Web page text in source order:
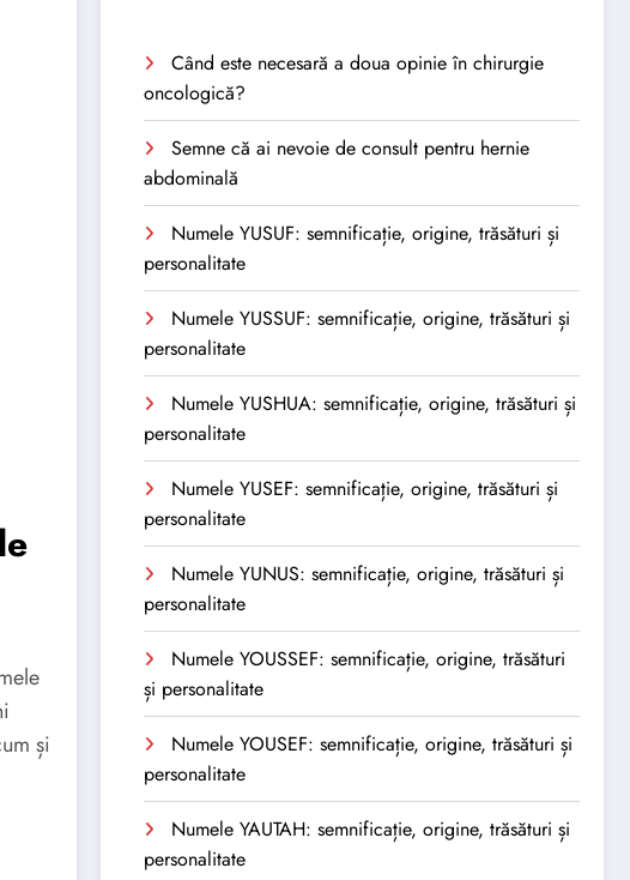
și
Când este necesară a doua opinie în chirurgie
oncologică?
Semne că ai nevoie de consult pentru hernie
abdominală
Numele YUSUF: semnificație, origine, trăsături și
personalitate
Numele YUSSUF: semnificație, origine, trăsături și
personalitate
Numele YUSHUA: semnificație, origine, trăsături și
personalitate
Numele YUSEF: semnificație, origine, trăsături și
personalitate
Numele YUNUS: semnificație, origine, trăsături și
personalitate
Numele YOUSSEF: semnificație, origine, trăsături
și personalitate
Numele YOUSEF: semnificație, origine, trăsături și
personalitate
Numele YAUTAH: semnificație, origine, trăsături și
personalitate